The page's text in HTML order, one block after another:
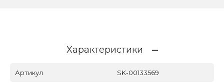
Характеристики
Артикул SK-00133569